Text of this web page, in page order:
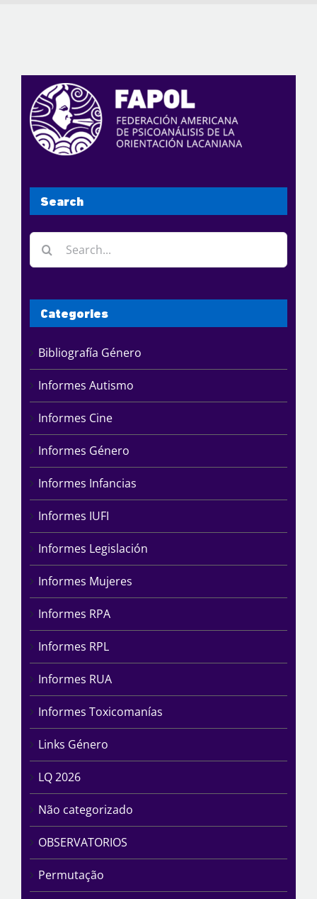
Search
Search
for:
Categories
Bibliografía Género
Informes Autismo
Informes Cine
Informes Género
Informes Infancias
Informes IUFI
Informes Legislación
Informes Mujeres
Informes RPA
Informes RPL
Informes RUA
Informes Toxicomanías
Links Género
LQ 2026
Não categorizado
OBSERVATORIOS
Permutação